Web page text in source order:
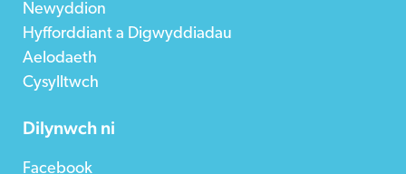
Newyddion
Hyfforddiant a Digwyddiadau
Aelodaeth
Cysylltwch
Dilynwch ni
Facebook